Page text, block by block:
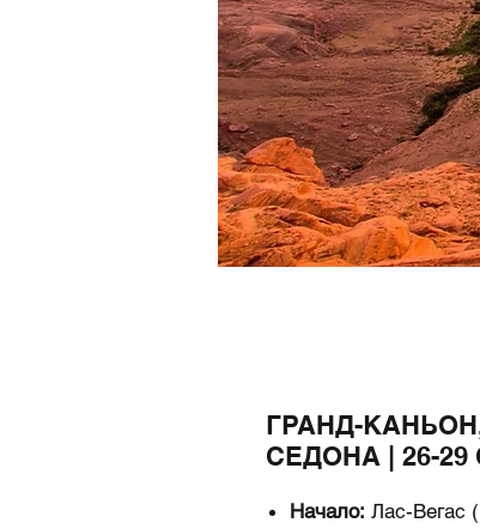
ГРАНД-
СЕДОНА | 26-
Начало: Лас-Вегас